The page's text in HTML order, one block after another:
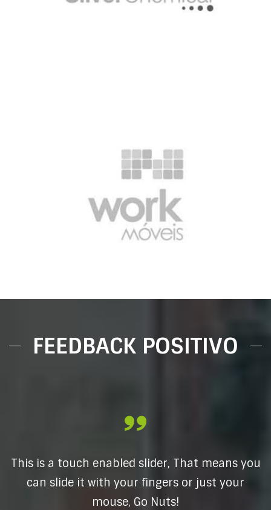
Work Móveis
FEEDBACK POSITIVO
This is a touch enabled slider, That means you
can slide it with your fingers or just your
mouse, Go Nuts!